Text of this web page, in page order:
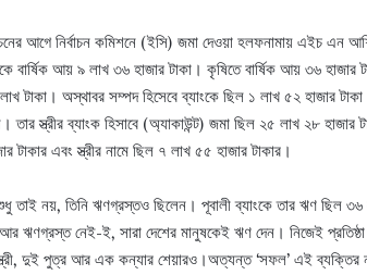
আগে নির্বাচন কমিশনে (ইসি) জমা দেওয়া হলফনামায় এইচ এন
বার্ষিক আয় ৯ লাখ ৩৬ হাজার টাকা। কৃষিতে বার্ষিক আয় ৩৬
টাকা। অস্থাবর সম্পদ হিসেবে ব্যাংকে ছিল ১ লাখ ৫২ হাজার
স্ত্রীর ব্যাংক হিসাবে (অ্যাকাউন্ট) জমা ছিল ২৫ লাখ ২৮ হাজার
টাকার এবং স্ত্রীর নামে ছিল ৭ লাখ ৫৫ হাজার টাকার।
তাই নয়, তিনি ঋণগ্রস্তও ছিলেন। পূবালী ব্যাংকে তার ঋণ ছিল
আর ঋণগ্রস্ত নেই-ই, সারা দেশের মানুষকেই ঋণ দেন। নিজেই
দুই পুত্র আর এক কন্যার শেয়ারও।অত্যন্ত ‘সফল’ এই